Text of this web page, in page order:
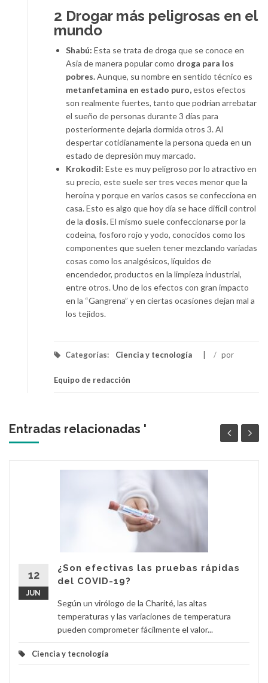
2 Drogar más peligrosas en el
mundo
Shabú: Esta se trata de droga que se conoce en
Asia de manera popular como droga para los
pobres.Aunque, su nombre en sentido técnico es
metanfetamina en estado puro,estos efectos
son realmente fuertes, tanto que podrían arrebatar
el sueño de personas durante 3 días para
posteriormente dejarla dormida otros 3. Al
despertar cotidianamente la persona queda en un
estado de depresión muy marcado.
Krokodil: Este es muy peligroso por lo atractivo en
su precio, este suele ser tres veces menor que la
heroína y porque en varios casos se confecciona en
casa. Esto es algo que hoy día se hace difícil control
de la dosis. El mismo suele confeccionarse por la
codeína, fosforo rojo y yodo, conocidos como los
componentes que suelen tener mezclando variadas
cosas como los analgésicos, líquidos de
encendedor, productos en la limpieza industrial,
entre otros. Uno de los efectos con gran impacto
en la “Gangrena” y en ciertas ocasiones dejan mal a
los tejidos.
Categorías: Ciencia y tecnología / por
Equipo de redacción
Entradas relacionadas '
12
JUN
¿Son efectivas las pruebas rápidas
del COVID-19?
Según un virólogo de la Charité, las altas
temperaturas y las variaciones de temperatura
pueden comprometer fácilmente el valor...
Ciencia y tecnología